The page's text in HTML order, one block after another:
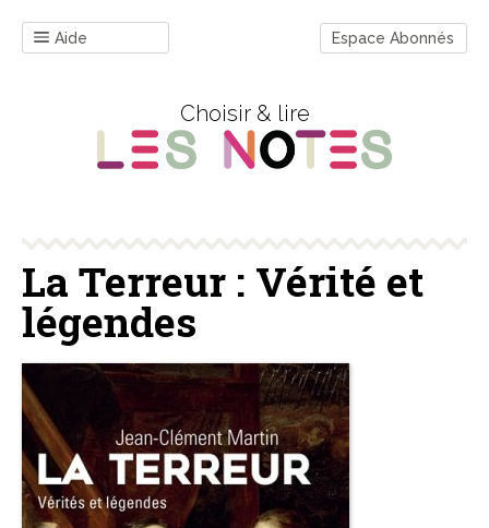
Aide Espace Abonnés
Choisir & lire
La Terreur : Vérité et
légendes